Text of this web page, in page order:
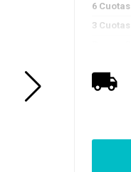
6 Cuotas
3 Cuotas